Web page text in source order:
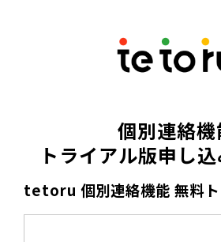
個別連絡機
トライアル版申し
tetoru 個別連絡機能 無料ト